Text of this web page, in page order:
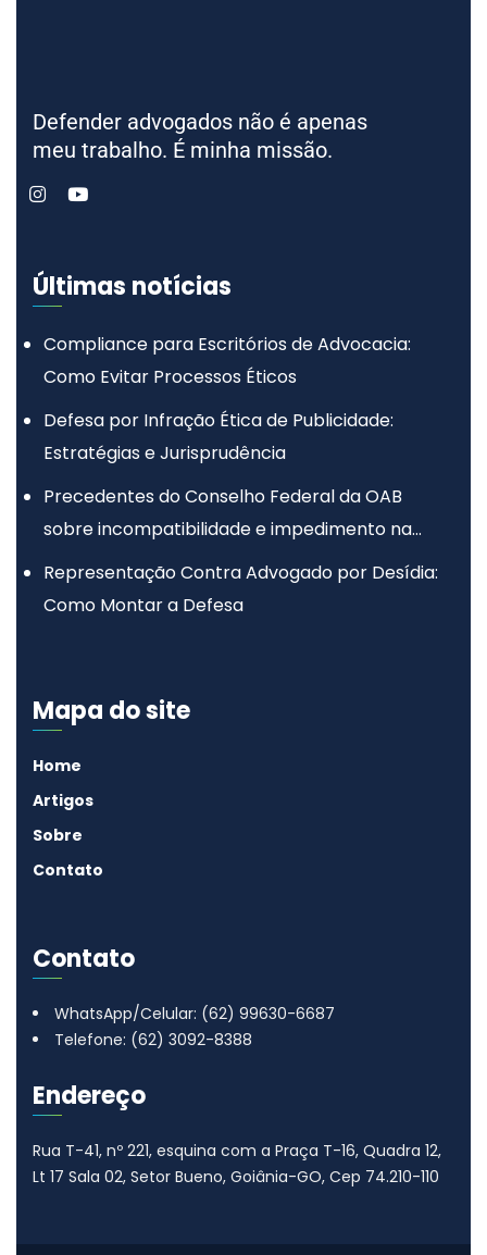
Defender advogados não é apenas
meu trabalho. É minha missão.
Últimas notícias
Compliance para Escritórios de Advocacia:
Como Evitar Processos Éticos
Defesa por Infração Ética de Publicidade:
Estratégias e Jurisprudência
Precedentes do Conselho Federal da OAB
sobre incompatibilidade e impedimento na
advocacia
Representação Contra Advogado por Desídia:
Como Montar a Defesa
Mapa do site
Home
Artigos
Sobre
Contato
Contato
WhatsApp/Celular: (62) 99630-6687
Telefone: (62) 3092-8388
Endereço
Rua T-41, nº 221, esquina com a Praça T-16, Quadra 12,
Lt 17 Sala 02, Setor Bueno, Goiânia-GO, Cep 74.210-110